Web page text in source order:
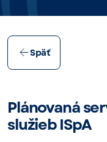
Späť
Plánovaná
služieb ISpA